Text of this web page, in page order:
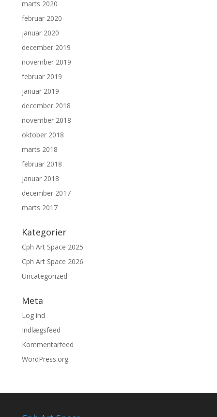
marts 2020
februar 2020
januar 2020
december 2019
november 2019
februar 2019
januar 2019
december 2018
november 2018
oktober 2018
marts 2018
februar 2018
januar 2018
december 2017
marts 2017
Kategorier
Cph Art Space 2025
Cph Art Space 2026
Uncategorized
Meta
Log ind
Indlægsfeed
Kommentarfeed
WordPress.org